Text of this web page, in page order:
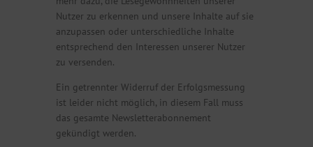
Nutzer zu erkennen und unsere Inhalte auf sie
anzupassen oder unterschiedliche Inhalte
entsprechend den Interessen unserer Nutzer
zu versenden.
Ein getrennter Widerruf der Erfolgsmessung
ist leider nicht möglich, in diesem Fall muss
das gesamte Newsletterabonnement
gekündigt werden.